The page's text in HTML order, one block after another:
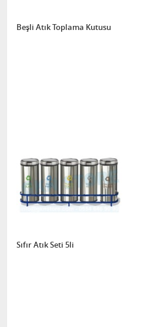
Beşli Atık Toplama Kutusu
Sıfır Atık Seti 5li